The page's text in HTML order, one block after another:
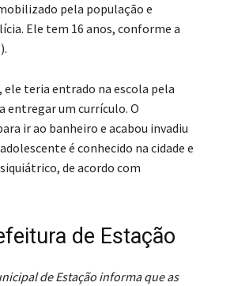
pela população e
. Ele tem 16 anos, conforme a
ele teria entrado na escola pela
entregar um currículo. O
ir ao banheiro e acabou invadiu
é conhecido na cidade e
de acordo com
de Estação
de Estação informa que as